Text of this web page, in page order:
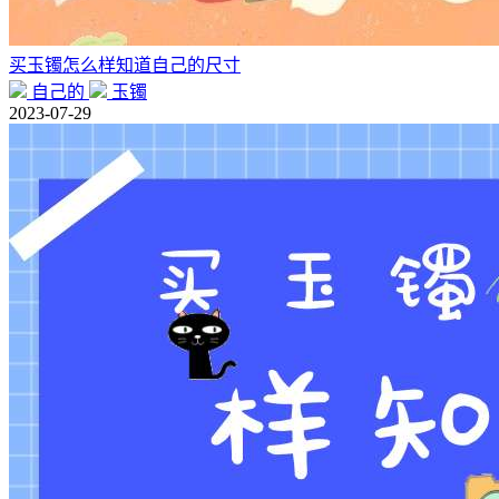
买玉镯怎么样知道自己的尺寸
自己的
玉镯
2023-07-29